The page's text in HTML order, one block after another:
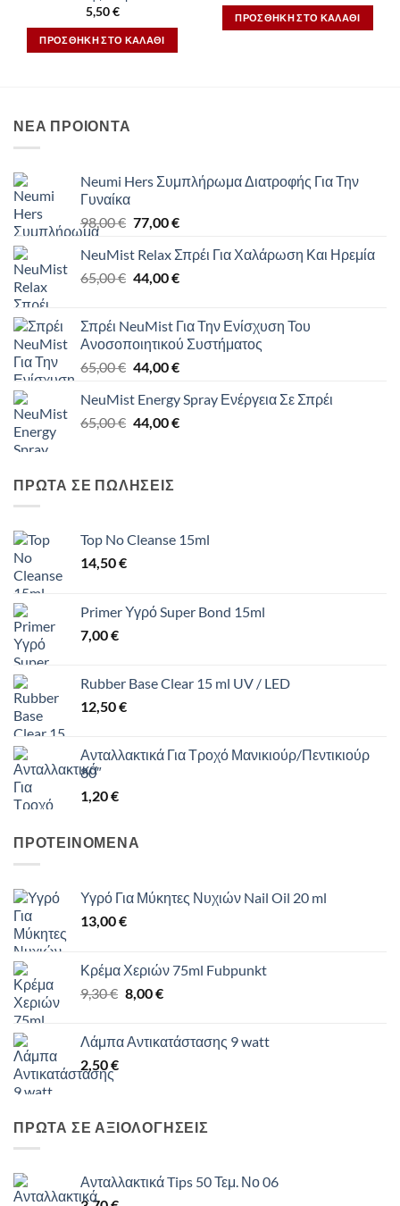
5,50€
ΠΡΟΣΘΉΚΗ ΣΤΟ ΚΑΛΆΘΙ
ΠΡΟΣΘΉΚΗ ΣΤΟ ΚΑΛΆΘΙ
ΝΕΑ ΠΡΟΙΟΝΤΑ
Neumi Hers Συμπλήρωμα Διατροφής Για Την
Γυναίκα
98,00€ Original
was:
98,00 €.
77,00€Η
τιμή
είναι:
NeuMist Relax Σπρέι Για Χαλάρωση Και Ηρεμία
65,00€ Original
65,00 €.
44,00€Η
είναι:
44,00 €.
Σπρέι NeuMist Για Την Ενίσχυση Του
Ανοσοποιητικού Συστήματος
65,00€ Original
was:
65,00 €.
44,00€Η
τιμή
είναι:
NeuMist Energy Spray Ενέργεια Σε Σπρέι
65,00€ Original
65,00 €.
44,00€Η
ΠΡΩΤΑ ΣΕ ΠΩΛΗΣΕΙΣ
Top No Cleanse 15ml
14,50€
Primer Υγρό Super Bond 15ml
7,00€
Rubber Base Clear 15 ml UV / LED
12,50€
Ανταλλακτικά Για Τροχό Μανικιούρ/Πεντικιούρ
80″
1,20€
ΠΡΟΤΕΙΝΟΜΕΝΑ
Υγρό Για Μύκητες Νυχιών Nail Oil 20 ml
13,00€
Κρέμα Χεριών 75ml Fubpunkt
9,30€ Original
9,30 €.
8,00€Η
είναι:
Λάμπα Αντικατάστασης 9 watt
2,50€
ΠΡΩΤΑ ΣΕ ΑΞΙΟΛΟΓΗΣΕΙΣ
Ανταλλακτικά Tips 50 Τεμ. Νο 06